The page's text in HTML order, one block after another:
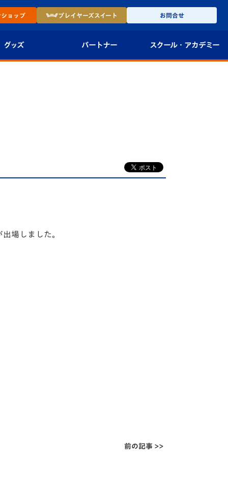
ショップ プレイヤーズスイート お問合せ
グッズ パートナー スクール・ アカデミー
スクール
場しました。
前の記事 >>